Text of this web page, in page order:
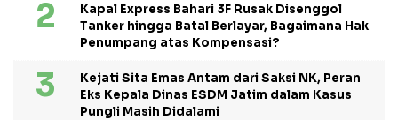
Kapal Express Bahari 3F Rusak Disenggol
Tanker hingga Batal Berlayar, Bagaimana Hak
Penumpang atas Kompensasi?
Kejati Sita Emas Antam dari Saksi NK, Peran
Eks Kepala Dinas ESDM Jatim dalam Kasus
Pungli Masih Didalami